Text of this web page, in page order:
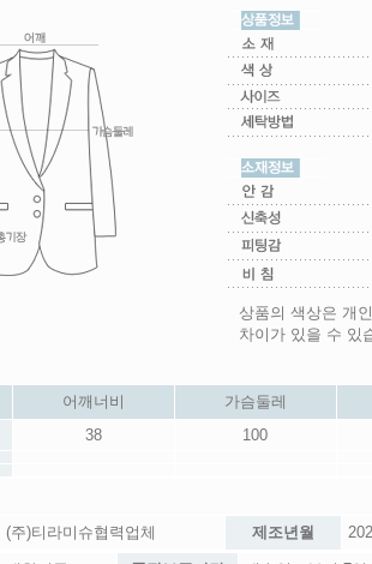
상품의 색상은 개
차이가 있을 수 있
어깨너비
가슴둘레
38
100
(주)티라미슈협력업체 제조년월